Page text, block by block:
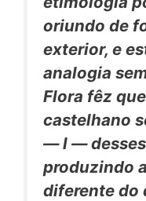
oriundo de
exterior, e
analogia
Flora fêz
castelhano
—l —
produzindo
diferente do